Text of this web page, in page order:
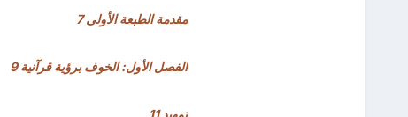
مقدمة الطبعة الأولى 7
الفصل الأول: الخوف برؤية قرآنية 9